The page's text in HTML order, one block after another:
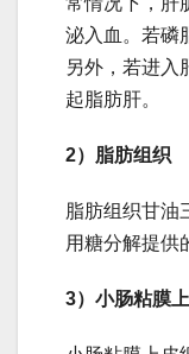
泌入血。若磷
另外，若进入
起脂肪肝。
2）脂肪组织
脂肪组织甘油
用糖分解提供
3）小肠粘膜